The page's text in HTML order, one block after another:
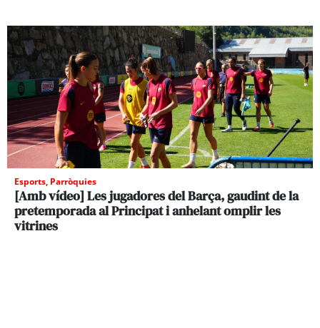
Esports, Parròquies
[Amb vídeo] Les jugadores del Barça, gaudint de la
pretemporada al Principat i anhelant omplir les
vitrines